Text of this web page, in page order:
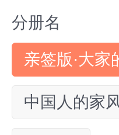
分册名
亲签版·大家
中国人的家